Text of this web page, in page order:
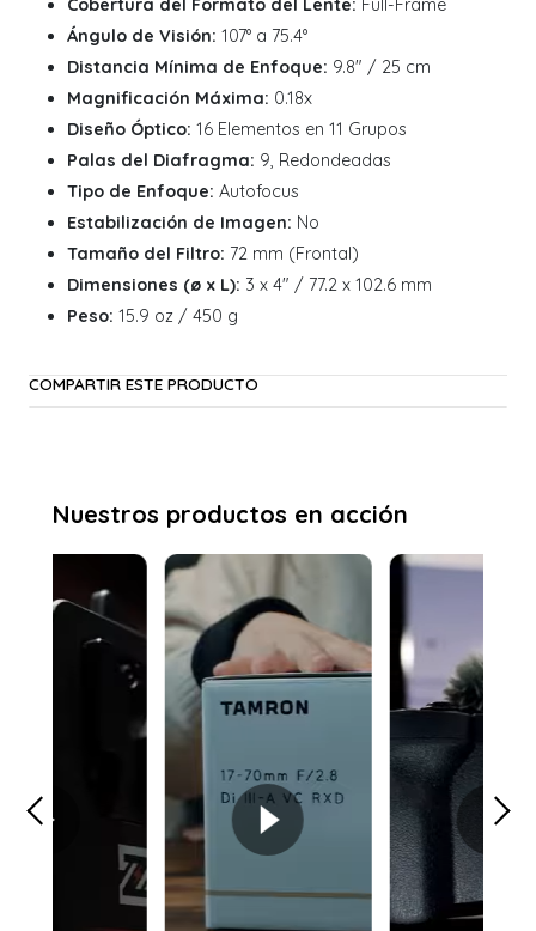
Cobertura del Formato del Lente: Full-Frame
Ángulo de Visión: 107° a 75.4°
Distancia Mínima de Enfoque: 9.8" / 25 cm
Magnificación Máxima: 0.18x
Diseño Óptico: 16 Elementos en 11 Grupos
Palas del Diafragma: 9, Redondeadas
Tipo de Enfoque: Autofocus
Estabilización de Imagen: No
Tamaño del Filtro: 72 mm (Frontal)
Dimensiones (ø x L): 3 x 4" / 77.2 x 102.6 mm
Peso: 15.9 oz / 450 g
COMPARTIR ESTE PRODUCTO